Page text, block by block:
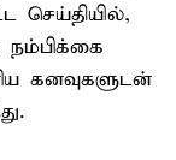
செய்தியில்,
கனவுகளுடன்